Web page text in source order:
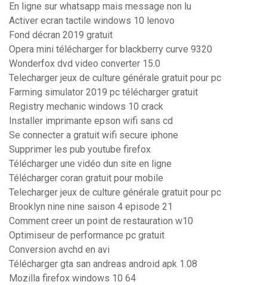
En ligne sur whatsapp mais message non lu
Activer ecran tactile windows 10 lenovo
Fond décran 2019 gratuit
Opera mini télécharger for blackberry curve 9320
Wonderfox dvd video converter 15.0
Telecharger jeux de culture générale gratuit pour pc
Farming simulator 2019 pc télécharger gratuit
Registry mechanic windows 10 crack
Installer imprimante epson wifi sans cd
Se connecter a gratuit wifi secure iphone
Supprimer les pub youtube firefox
Télécharger une vidéo dun site en ligne
Télécharger coran gratuit pour mobile
Telecharger jeux de culture générale gratuit pour pc
Brooklyn nine nine saison 4 episode 21
Comment creer un point de restauration w10
Optimiseur de performance pc gratuit
Conversion avchd en avi
Télécharger gta san andreas android apk 1.08
Mozilla firefox windows 10 64